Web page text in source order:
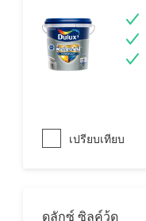
เปรียบเทียบ
ดูลักซ์ ซิลค์วู้ด